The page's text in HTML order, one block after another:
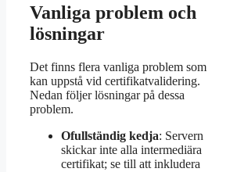
Vanliga problem och
lösningar
Det finns flera vanliga problem som
kan uppstå vid certifikatvalidering.
Nedan följer lösningar på dessa
problem.
Ofullständig kedja: Servern
skickar inte alla intermediära
certifikat; se till att inkludera